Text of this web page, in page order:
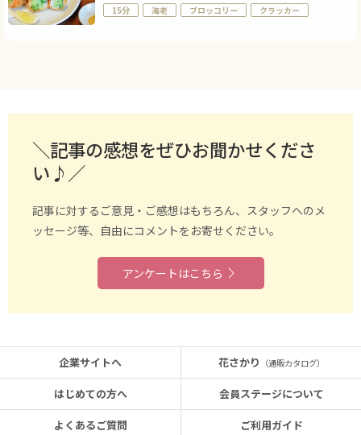
15分 海老 ブロッコリー クラッカー
＼記事の感想をぜひお聞かせくださ
い♪／
記事に対するご意見・ご感想はもちろん、スタッフへのメ
ッセージ等、自由にコメントをお寄せください。
アンケートはこちら
企業サイトへ
はじめての方へ
よくあるご質問
花さかり （通販カタログ）
会員ステージについて
ご利用ガイド